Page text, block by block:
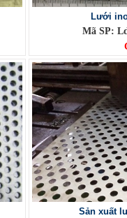
Lưới
Mã SP:
Sản xuất